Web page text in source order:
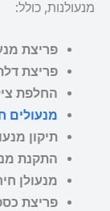
מנעולנות, כולל:
פריצת
פריצת
החלפת
מנעולים
תיקון
התקנת
מנעולן חירום
פריצת